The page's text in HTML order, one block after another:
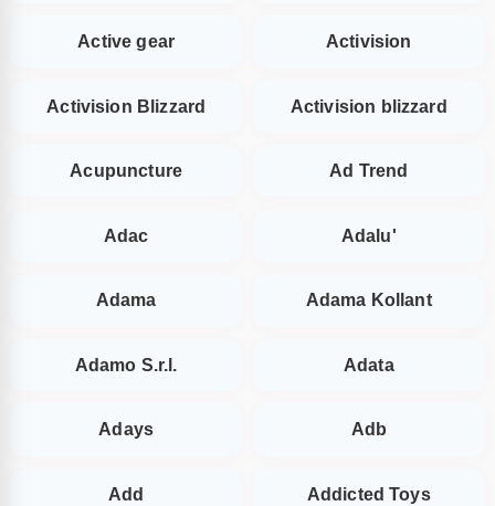
Active gear Activision
Activision Blizzard Activision blizzard
Acupuncture Ad Trend
Adac Adalu'
Adama Adama Kollant
Adamo S.r.l. Adata
Adays Adb
Add Addicted Toys